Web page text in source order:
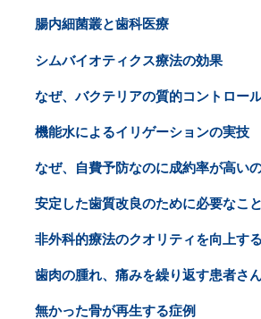
腸内細菌叢と歯科医療
シムバイオティクス療法の効果
なぜ、バクテリアの質的コントロー
機能水によるイリゲーションの実技
なぜ、自費予防なのに成約率が高い
安定した歯質改良のために必要なこと
非外科的療法のクオリティを向上す
歯肉の腫れ、痛みを繰り返す患者さ
無かった骨が再生する症例